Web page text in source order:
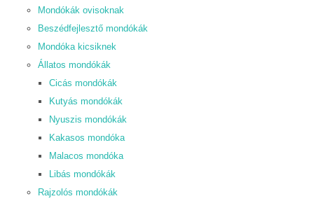
Mondókák ovisoknak
Beszédfejlesztő mondókák
Mondóka kicsiknek
Állatos mondókák
Cicás mondókák
Kutyás mondókák
Nyuszis mondókák
Kakasos mondóka
Malacos mondóka
Libás mondókák
Rajzolós mondókák